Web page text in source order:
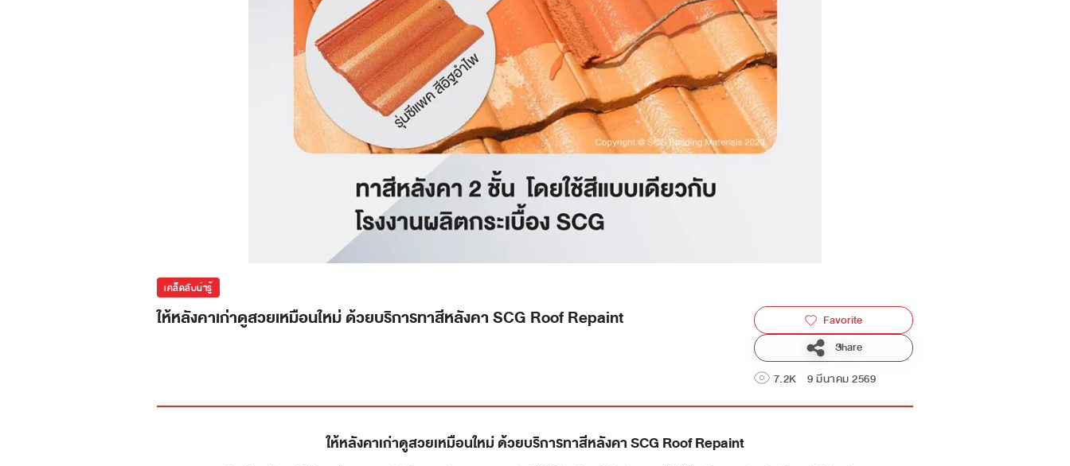
เคล็ดลับน่ารู้
ให้หลังคาเก่าดูสวยเหมือนใหม่ ด้วยบริการทาสีหลังคา SCG Roof Repaint
Favorite
Share
7.2K
9 มีนาคม 2569
ให้หลังคาเก่าดูสวยเหมือนใหม่ ด้วยบริการทาสีหลังคา SCG Roof Repaint